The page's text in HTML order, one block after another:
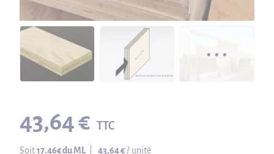
43,64 € TTC
Soit17.46€ du ML 43,64 € / unité